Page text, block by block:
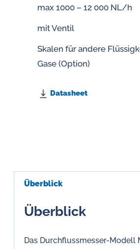
max 1000 – 12 000 NL/h
mit Ventil
Skalen für andere
Gase (Option)
Datasheet
Überblick
Überblick
Das Durchflussmesser-Modell